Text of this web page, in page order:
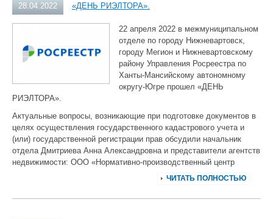
28.04.2022 «ДЕНЬ РИЭЛТОРА».
22 апреля 2022 в межмуниципальном
отделе по городу Нижневартовск,
городу Мегион и Нижневартовскому
району Управления Росреестра по
Ханты-Мансийскому автономному
округу-Югре прошел «ДЕНЬ
РИЭЛТОРА».
Актуальные вопросы, возникающие при подготовке документов в
целях осуществления государственного кадастрового учета и
(или) государственной регистрации прав обсудили начальник
отдела Дмитриева Анна Александровна и представители агентств
недвижимости: ООО «Нормативно-производственный центр
ЧИТАТЬ ПОЛНОСТЬЮ